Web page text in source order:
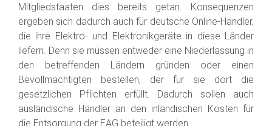
Mitgliedstaaten dies bereits getan. Konsequenzen
ergeben sich dadurch auch für deutsche Online-Händler,
die ihre Elektro- und Elektronikgeräte in diese Länder
liefern. Denn sie müssen entweder eine Niederlassung in
den betreffenden Ländern gründen oder einen
Bevollmächtigten bestellen, der für sie dort die
gesetzlichen Pflichten erfüllt. Dadurch sollen auch
ausländische Händler an den inländischen Kosten für
die Entsorgung der EAG beteiligt werden.